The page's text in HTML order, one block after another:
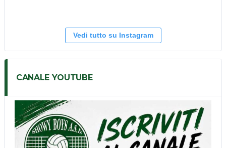
Vedi tutto su Instagram
CANALE YOUTUBE